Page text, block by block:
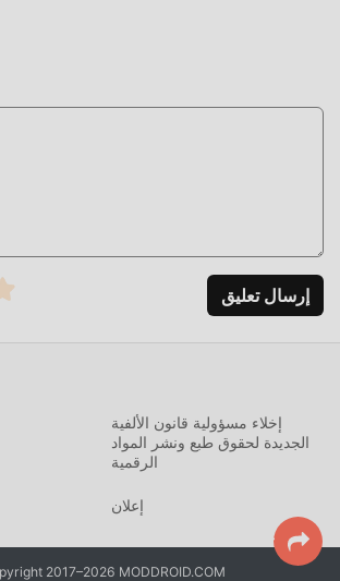
إرسال تعليق
إخلاء مسؤولية قانون الألفية
الجديدة لحقوق طبع ونشر المواد
الرقمية
إعلان
2017–2026 MODDROID.COM